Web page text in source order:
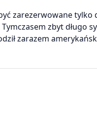
zarezerwowane
zbyt długo
zarazem